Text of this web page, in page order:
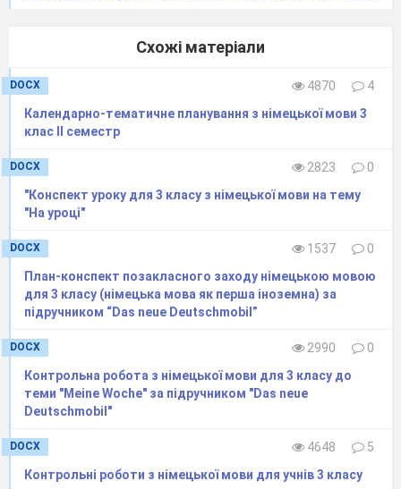
K l e
B l u
H o s e
S t i e f
Схожі матеріали
DOCX 4870
4
Календарно-тематичне планування з німецької мови 3
клас ІІ семестр
DOCX 2823
0
"Конспект уроку для 3 класу з німецької мови на тему
"На уроці"
DOCX 1537
0
План-конспект позакласного заходу німецькою мовою
для 3 класу (німецька мова як перша іноземна) за
підручником “Das neue Deutschmobil”
DOCX 2990
0
​Контрольна робота з німецької мови для 3 класу до
теми "Meine Woche" за підручником "Das neue
Deutschmobil"
DOCX 4648
5
Контрольні роботи з німецької мови для учнів 3 класу